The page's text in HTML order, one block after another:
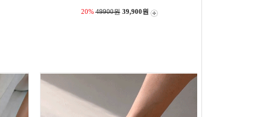
20%49900원 39,900원